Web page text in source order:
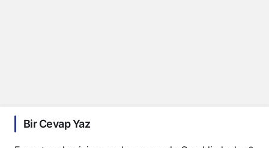
Bir Cevap Yaz